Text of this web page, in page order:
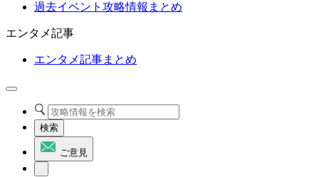
過去イベント攻略情報まとめ
エンタメ記事
エンタメ記事まとめ
検索
ご意見